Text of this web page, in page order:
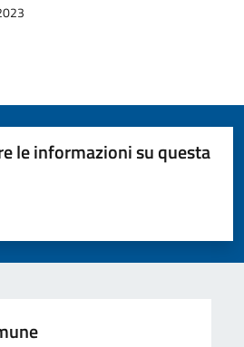
le informazioni su questa
stelle su 5
su 5
5